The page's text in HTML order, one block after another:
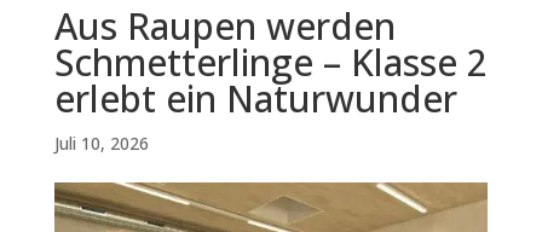
Aus Raupen werden
Schmetterlinge – Klasse 2
erlebt ein Naturwunder
Juli 10, 2026